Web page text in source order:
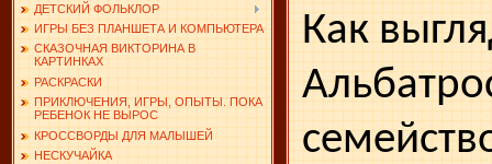
ДЕТСКИЙ ФОЛЬКЛОР
ИГРЫ БЕЗ ПЛАНШЕТА И КОМПЬЮТЕРА
СКАЗОЧНАЯ ВИКТОРИНА В
КАРТИНКАХ
РАСКРАСКИ
ПРИКЛЮЧЕНИЯ, ИГРЫ, ОПЫТЫ. ПОКА
РЕБЕНОК НЕ ВЫРОС
КРОССВОРДЫ ДЛЯ МАЛЫШЕЙ
НЕСКУЧАЙКА
Как